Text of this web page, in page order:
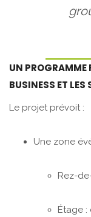
UN PROGRAMME
BUSINESS ET LES
Le projet prévoit :
Une zone
Rez-
Étage